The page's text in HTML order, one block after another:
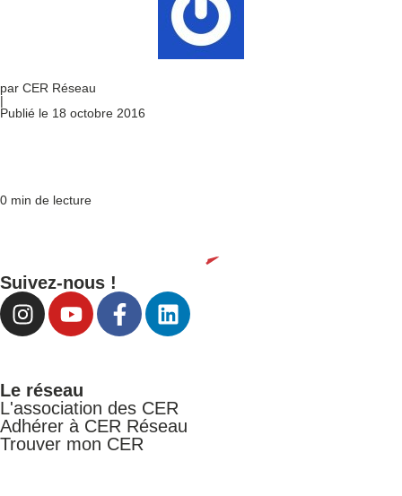
par CER Réseau
|
Publié le 18 octobre 2016
0 min de lecture
Suivez-nous !
Le réseau
L'association des CER
Adhérer à CER Réseau
Trouver mon CER